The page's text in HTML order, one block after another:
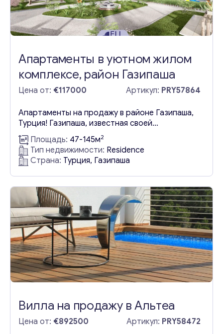
Апартаменты в уютном жилом
комплексе, район Газипаша
Цена от: €117000 Артикул: PRY57864
Апартаменты на продажу в районе Газипаша,
Турция! Газипаша, известная своей
первозданной экологической красотой,
украшена пышными фруктовыми садами и
густыми лесами, предлагая безмятежную и
живописную окружающую среду. Красивые
бухты, а также песчаные и галечные пляжи
делают его идеальным местом для тех, кто
ищет спокойного образа жизни среди
великолепной природы. Этот регион
постепенно превращается в излюбленное
туристическое...
Площадь: 47-145м2
Тип недвижимости: Residence
Страна: Турция, Газипаша
Вилла на продажу в Альтеа
Цена от: €892500 Артикул: PRY58472